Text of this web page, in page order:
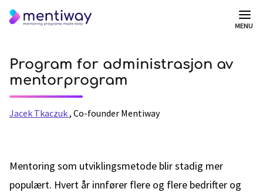
MENU
Program for administrasjon av
mentorprogram
Jacek Tkaczuk, Co-founder Mentiway
Mentoring som utviklingsmetode blir stadig mer
populært. Hvert år innfører flere og flere bedrifter og